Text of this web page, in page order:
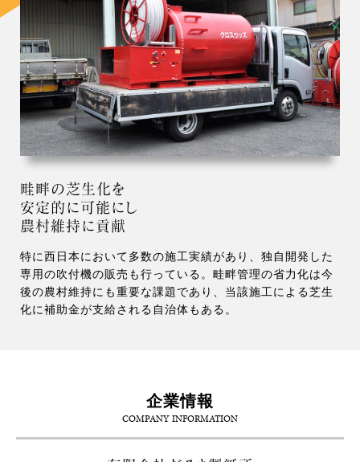
畦畔の芝生化を
安定的に可能にし
農村維持に貢献
特に西日本において多数の施工実績があり、独自開発した
専用の吹付機の販売も行っている。畦畔管理の省力化は今
後の農村維持にも重要な課題であり、当該施工による芝生
化に補助金が支給される自治体もある。
企業情報
COMPANY INFORMATION